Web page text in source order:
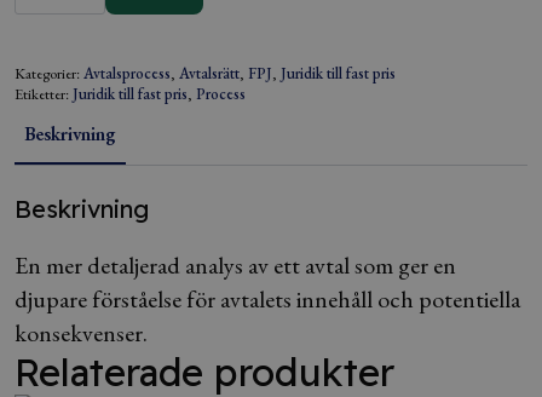
Kategorier: Avtalsprocess, Avtalsrätt, FPJ, Juridik till fast pris
Etiketter: Juridik till fast pris, Process
Beskrivning
Beskrivning
En mer detaljerad analys av ett avtal som ger en
djupare förståelse för avtalets innehåll och potentiella
konsekvenser.
Relaterade produkter